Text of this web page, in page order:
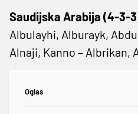
Saudijska Arabija (4-3-
Albulayhi, Alburayk,
Alnaji, Kanno – Albrikan,
Oglas